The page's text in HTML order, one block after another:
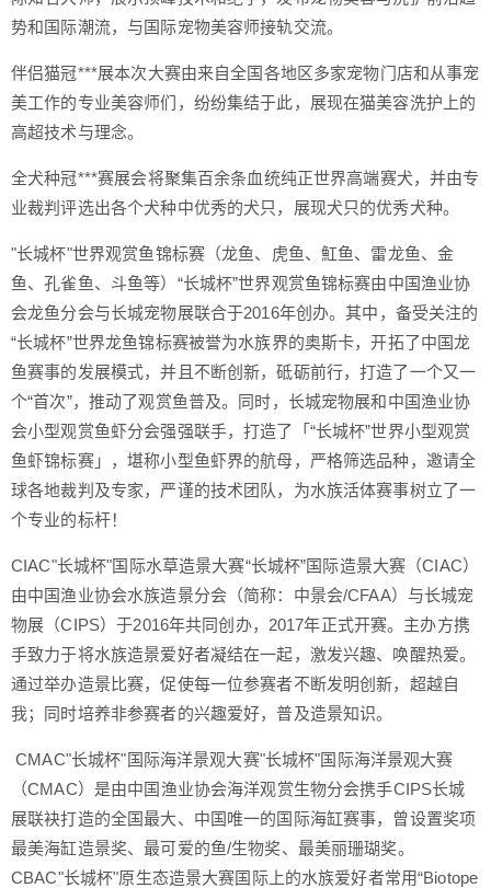
势和国际潮流，与国际宠物美容师接轨交流。
伴侣猫冠***展本次大赛由来自全国各地区多家宠物门店和从事宠
美工作的专业美容师们，纷纷集结于此，展现在猫美容洗护上的
高超技术与理念。
全犬种冠***赛展会将聚集百余条血统纯正世界高端赛犬，并由专
业裁判评选出各个犬种中优秀的犬只，展现犬只的优秀犬种。
"长城杯"世界观赏鱼锦标赛（龙鱼、虎鱼、魟鱼、雷龙鱼、金
鱼、孔雀鱼、斗鱼等）“长城杯”世界观赏鱼锦标赛由中国渔业协
会龙鱼分会与长城宠物展联合于2016年创办。其中，备受关注的
“长城杯”世界龙鱼锦标赛被誉为水族界的奥斯卡，开拓了中国龙
鱼赛事的发展模式，并且不断创新，砥砺前行，打造了一个又一
个“首次”，推动了观赏鱼普及。同时，长城宠物展和中国渔业协
会小型观赏鱼虾分会强强联手，打造了「“长城杯”世界小型观赏
鱼虾锦标赛」，堪称小型鱼虾界的航母，严格筛选品种，邀请全
球各地裁判及专家，严谨的技术团队，为水族活体赛事树立了一
个专业的标杆！
CIAC"长城杯"国际水草造景大赛“长城杯”国际造景大赛（CIAC）
由中国渔业协会水族造景分会（简称：中景会/CFAA）与长城宠
物展（CIPS）于2016年共同创办，2017年正式开赛。主办方携
手致力于将水族造景爱好者凝结在一起，激发兴趣、唤醒热爱。
通过举办造景比赛，促使每一位参赛者不断发明创新，超越自
我；同时培养非参赛者的兴趣爱好，普及造景知识。
CMAC"长城杯"国际海洋景观大赛"长城杯"国际海洋景观大赛
（CMAC）是由中国渔业协会海洋观赏生物分会携手CIPS长城
展联袂打造的全国最大、中国唯一的国际海缸赛事，曾设置奖项
最美海缸造景奖、最可爱的鱼/生物奖、最美丽珊瑚奖。
CBAC"长城杯"原生态造景大赛国际上的水族爱好者常用“Biotope